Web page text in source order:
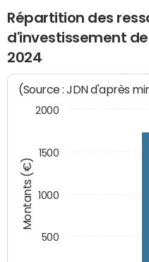
Répartition des
d'investissement
2024
Montants (€)
(Source : JDN d'après
500
1000
1500
2000